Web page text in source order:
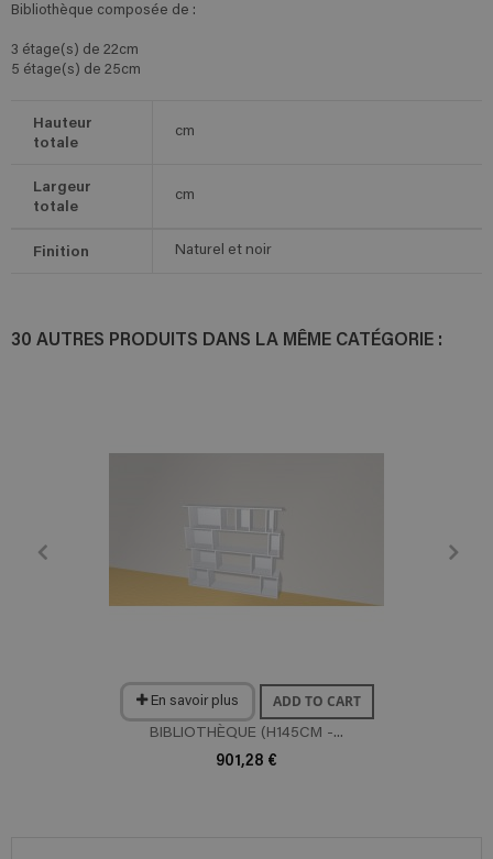
Bibliothèque composée de :
3 étage(s) de 22cm
5 étage(s) de 25cm
Hauteur
totale
cm
Largeur
totale
cm
Finition Naturel et noir
30 AUTRES PRODUITS DANS LA MÊME CATÉGORIE :
En savoir plus ADD TO CART
BIBLIOTHÈQUE (H145CM -...
901,28 €